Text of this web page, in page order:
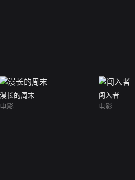
漫长的周末
电影
闯入者
电影